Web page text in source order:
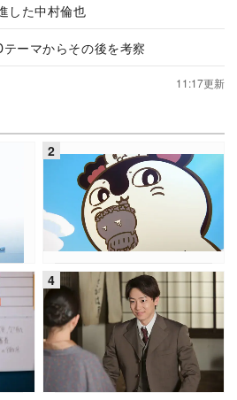
した中村倫也
テーマからその後を考察
11:17更新